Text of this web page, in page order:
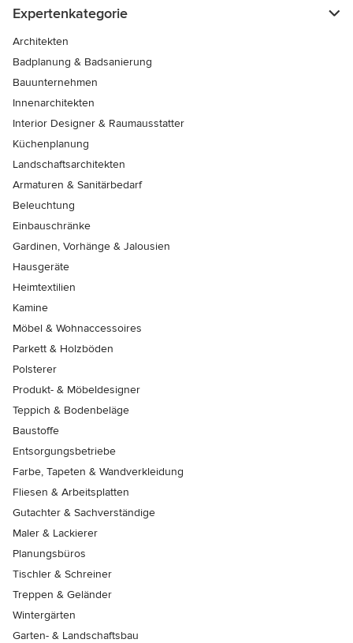
Expertenkategorie
Architekten
Badplanung & Badsanierung
Bauunternehmen
Innenarchitekten
Interior Designer & Raumausstatter
Küchenplanung
Landschaftsarchitekten
Armaturen & Sanitärbedarf
Beleuchtung
Einbauschränke
Gardinen, Vorhänge & Jalousien
Hausgeräte
Heimtextilien
Kamine
Möbel & Wohnaccessoires
Parkett & Holzböden
Polsterer
Produkt- & Möbeldesigner
Teppich & Bodenbeläge
Baustoffe
Entsorgungsbetriebe
Farbe, Tapeten & Wandverkleidung
Fliesen & Arbeitsplatten
Gutachter & Sachverständige
Maler & Lackierer
Planungsbüros
Tischler & Schreiner
Treppen & Geländer
Wintergärten
Garten- & Landschaftsbau